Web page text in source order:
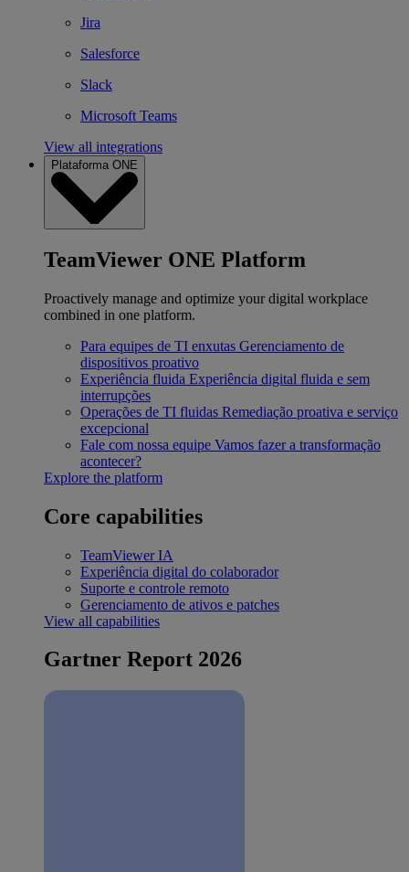
Jira
Salesforce
Slack
Microsoft Teams
View all integrations
Plataforma ONE
TeamViewer ONE Platform
Proactively manage and optimize your digital workplace
combined in one platform.
Para equipes de TI enxutas Gerenciamento de
dispositivos proativo
Experiência fluida Experiência digital fluida e sem
interrupções
Operações de TI fluidas Remediação proativa e serviço
excepcional
Fale com nossa equipe Vamos fazer a transformação
acontecer?
Explore the platform
Core capabilities
TeamViewer IA
Experiência digital do colaborador
Suporte e controle remoto
Gerenciamento de ativos e patches
View all capabilities
Gartner Report 2026